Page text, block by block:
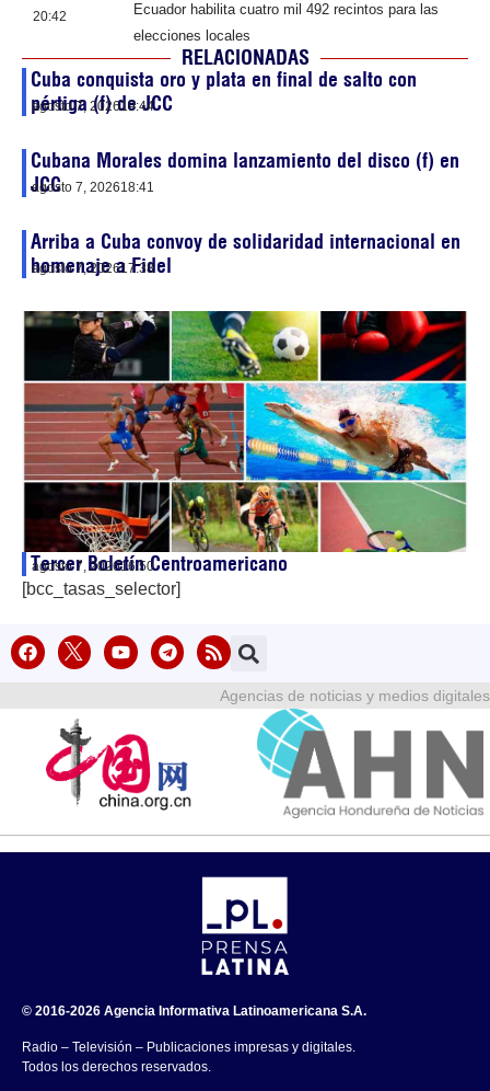
20:42
Ecuador habilita cuatro mil 492 recintos para las
elecciones locales
RELACIONADAS
Cuba conquista oro y plata en final de salto con
pértiga (f) de JCC
agosto 7, 202619:44
Cubana Morales domina lanzamiento del disco (f) en
JCC
agosto 7, 202618:41
Arriba a Cuba convoy de solidaridad internacional en
homenaje a Fidel
agosto 7, 202617:38
Tercer Boletín Centroamericano
agosto 7, 202616:50
[bcc_tasas_selector]
Agencias de noticias y medios digitales
© 2016-2026 Agencia Informativa Latinoamericana S.A.
Radio – Televisión – Publicaciones impresas y digitales.
Todos los derechos reservados.